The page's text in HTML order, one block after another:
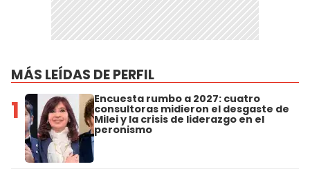
MÁS LEÍDAS DE PERFIL
1 Encuesta rumbo a 2027: cuatro
consultoras midieron el desgaste de
Milei y la crisis de liderazgo en el
peronismo